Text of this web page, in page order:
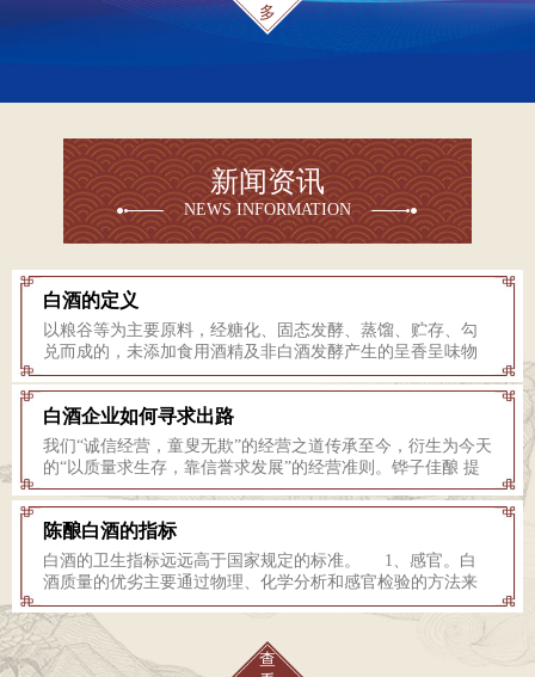
多
新闻资讯
NEWS INFORMATION
白酒的定义
以粮谷等为主要原料，经糖化、固态发酵、蒸馏、贮存、勾
兑而成的，未添加食用酒精及非白酒发酵产生的呈香呈味物
质，具有酱香型风格的白酒。纯粮酿造、不添加任何添加剂
和自己的工艺特色，赋予了铧子白酒度高不酽、度低不淡，
酒体醇厚，回味悠长，饮后不上头的特点，实现了白酒低醉
度化的质量要求。 由于酿酒原料多种多样，酿造方法也
各有特色，酒的香气特征各有千秋，故白酒分类方法有很
多。 按新的国家标准，将蒸馏酒分为白酒和其它蒸馏酒。
白酒的定义是：以曲类、酒母为糖化发酵剂，利用淀粉质
(糖质)原料，经蒸煮、糖化、发酵、蒸馏、陈酿和勾兑而酿制
而成的各类白酒。 其它蒸馏酒 其它蒸馏的定义是：以谷
物、薯类、葡萄及其它水果为原料，经发酵、蒸馏而酿制而
成的、高度（含酒精18~40%）酒.按所用的原料不同，又有白
兰地、威士忌、俄得克和其它蒸馏酒（如朗姆酒）。下面主
要介绍白酒种类。现代将白酒分为固态法白酒、固液结合法
白酒和液态法白酒三类。 国家标准规定浓、清、酱等国家
白酒企业如何寻求出路
我们“诚信经营，童叟无欺”的经营之道传承至今，衍生为今天
的“以质量求生存，靠信誉求发展”的经营准则。铧子佳酿 提
升白酒的品质价值，首先要坚持品质诚信，为消费者提供便
捷可靠的品质判断依据，使消费者对白酒品质可鉴、可感、
可查。我们须有决心、有勇气去打破行业的“潜规则”，将白酒
生产与质量的内涵真实呈现给消费者，自觉接受公众监督，
而不是出于利益目的而蒙蔽、误导消费者。 恪守品质，诚
心酿造，使白酒质量与风味不断适应消费者嗜好，为不同人
群奉献优美的饮酒体验，确保白酒品质价值的回归和延续。
品质价值是白酒的立足之本、发展之基，在任何时候，我们
都要坚守品质价值不放松，坚持品质诚实以及相关的传播引
陈酿白酒的指标
白酒的卫生指标远远高于国家规定的标准。 1、感官。白
酒质量的优劣主要通过物理、化学分析和感官检验的方法来
判定，正确的反映出酒的色、香、味的内容，须依靠人的感
官鉴定。白酒的感官质量包括色、香、味、格四个部分。要
通过眼、鼻、舌三方面的形象来判断酒体。 具体指标：色
泽：无色或微黄，清亮透明，无明显悬浮物，无沉淀。 香
查